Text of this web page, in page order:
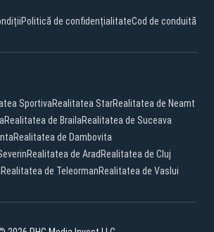
Politică de confidențialitateCod de conduită
SportivaRealitatea StarRealitatea de Neamt
Realitatea de BrailaRealitatea de Suceava
Realitatea de Dambovita
Realitatea de Arad Realitatea de Cluj
Realitatea de TeleormanRealitatea de Vaslui